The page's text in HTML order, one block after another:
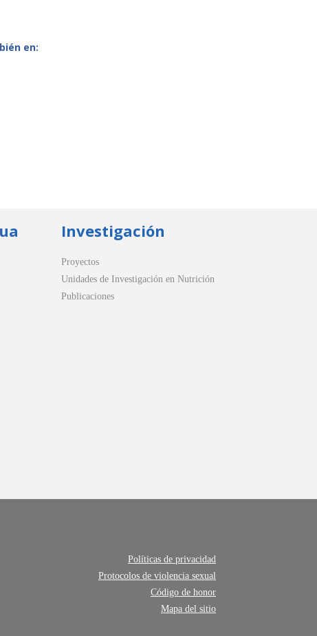
en:
Investigación
Proyectos
Unidades de Investigación en Nutrición
Publicaciones
Políticas de privacidad
Protocolos de violencia sexual
Código de honor
Mapa del sitio